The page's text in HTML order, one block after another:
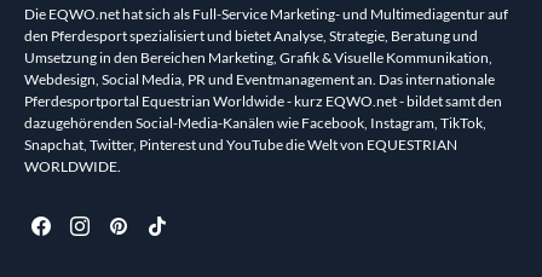
Die EQWO.net hat sich als Full-Service Marketing- und Multimediagentur auf
den Pferdesport spezialisiert und bietet Analyse, Strategie, Beratung und
Umsetzung in den Bereichen Marketing, Grafik & Visuelle Kommunikation,
Webdesign, Social Media, PR und Eventmanagement an. Das internationale
Pferdesportportal Equestrian Worldwide - kurz EQWO.net - bildet samt den
dazugehörenden Social-Media-Kanälen wie Facebook, Instagram, TikTok,
Snapchat, Twitter, Pinterest und YouTube die Welt von EQUESTRIAN
WORLDWIDE.